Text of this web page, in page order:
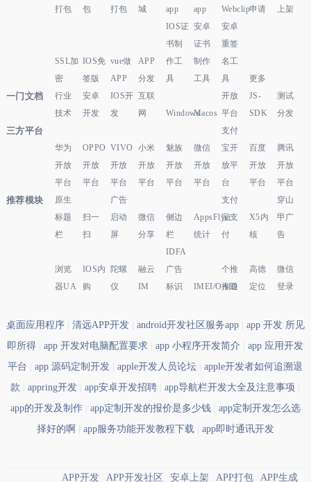
打包
包
打包
城
app
app
Webclip申请
上架
SSL加
密
IOS免
签版
vue做
APP
APP
分发
IOS证
书制
作工
具
安卓
证书
制作
工具
安卓
重签
名工
具
更多
一门文档
行业
技术
安卓
开发
IOS开
发
互联
网
WindowsMacos
开放
平台
JS-
SDK
测试
分发
三方平台
华为
开放
平台
OPPO
开放
平台
VIVO
开放
平台
小米
开放
平台
魅族
开放
平台
微信
开放
平台
支付
宝开
放平
台
百度
开放
平台
腾讯
开放
平台
推荐模块
原生
标题
栏
扫一
扫
广告
启动
屏
微信
分享
侧边
栏
AppsFlyer
统计
支付
宝支
付
X5内
核
穿山
甲广
告
浏览
器UA
IOS内
购
陀螺
仪
融云
IM
IDFA
广告
标识
IMEI/OAID
个推
推送
高德
定位
微信
登录
桌面应用程序 清远APP开发 android开发社区服务app
app 开发 所见
即所得
|app 开发对电脑配置要求 |app 小程序开发简介 |app 应用开发
平台
|app 源码定制开发 |apple开发人员论坛 |apple开发者如何追溯退
款
|appring开发 |app安卓开发招聘 |app导航栏开发大全及注意事项
app的开发及制作
app定制开发的报价是多少钱
app定制开发怎么选
择好的啊
app服务功能开发教程下载 app即时通讯开发
APP开发 APP开发社区 安卓上架 APP打包 APP生成